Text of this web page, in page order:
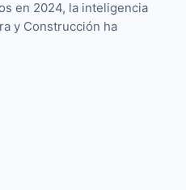
en 2024, la inteligencia
y Construcción ha